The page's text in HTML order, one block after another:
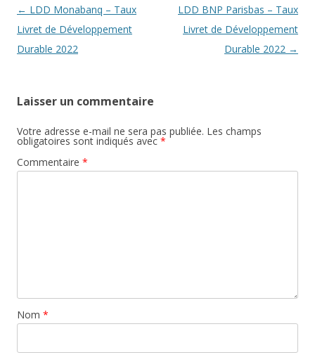
Navigation
des
articles
← LDD Monabanq – Taux
Livret de Développement
Durable 2022
LDD BNP Parisbas – Taux
Livret de Développement
Durable 2022 →
Laisser un commentaire
Votre adresse e-mail ne sera pas publiée. Les champs
obligatoires sont indiqués avec *
Commentaire *
Nom *